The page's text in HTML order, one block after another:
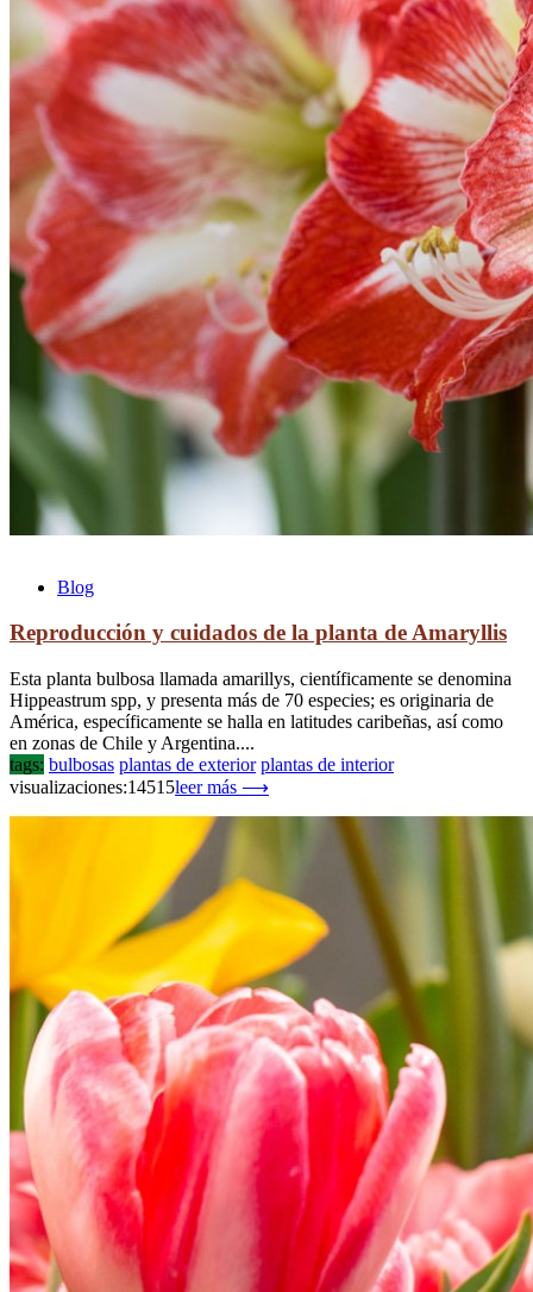
Blog
Reproducción y cuidados de la planta de Amaryllis
Esta planta bulbosa llamada amarillys, científicamente se denomina
Hippeastrum spp, y presenta más de 70 especies; es originaria de
América, específicamente se halla en latitudes caribeñas, así como
en zonas de Chile y Argentina....
tags: bulbosas plantas de exterior plantas de interior
visualizaciones:14515leer más ⟶